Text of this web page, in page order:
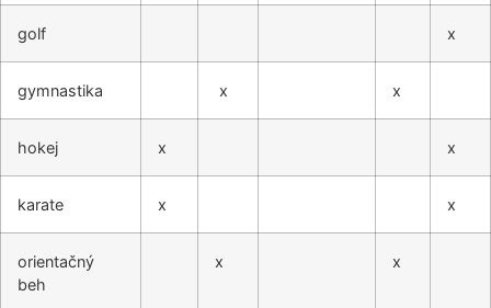
golf x
gymnastika x x
hokej x x
karate x x
orientačný
beh
x x